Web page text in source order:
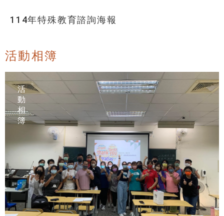
114年特殊教育諮詢海報
活動相簿
活
動
相
簿